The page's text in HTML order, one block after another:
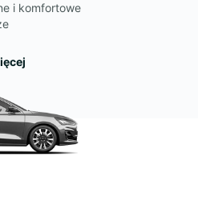
i komfortowe